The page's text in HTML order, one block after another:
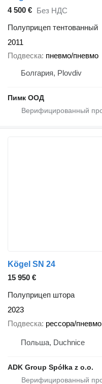
4 500 € Без НДС
Полуприцеп тентованный
2011
Подвеска пневмо/пневмо
Болгария, Plovdiv
Пимк ООД
Kögel SN 24
15 950 €
Полуприцеп штора
2023
Подвеска рессора/пневмо
Польша, Duchnice
ADK Group Spółka z o.o.